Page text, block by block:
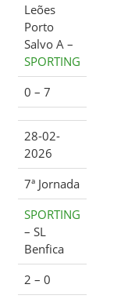
Leões
Porto
Salvo A –
SPORTING
0 – 7
28-02-
2026
7ª Jornada
SPORTING
– SL
Benfica
2 – 0